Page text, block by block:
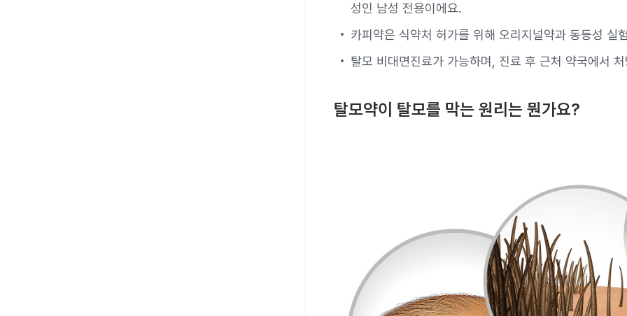
성인 남성 전용이에요.
카피약은 식약처 허가를 위해 오리지널약과 동등성 실
탈모 비대면진료가 가능하며, 진료 후 근처 약국에서
탈모약이 탈모를 막는 원리는 뭔가요?